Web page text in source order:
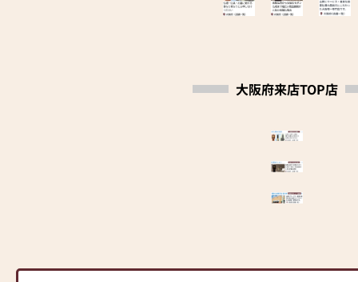
大阪府来店TOP店